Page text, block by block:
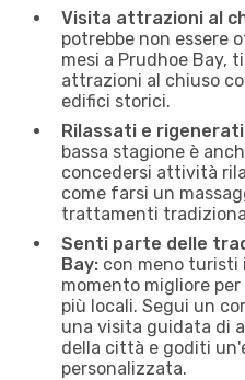
Visita attrazioni al
potrebbe non essere
mesi a Prudhoe Bay,
attrazioni al chiuso
edifici storici.
Rilassati e
bassa stagione è
concedersi attività
come farsi un
trattamenti
Senti parte delle
Bay: con meno turisti
momento migliore
più locali. Segui un
una visita guidata di
della città e goditi
personalizzata.